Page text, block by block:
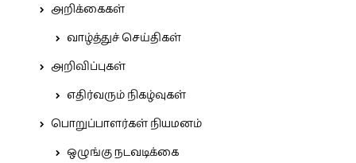
அறிக்கைகள்
வாழ்த்துச் செய்திகள்
அறிவிப்புகள்
எதிர்வரும் நிகழ்வுகள்
பொறுப்பாளர்கள் நியமனம்
ஒழுங்கு நடவடிக்கை